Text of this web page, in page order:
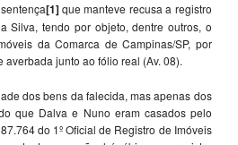
[1]que manteve recusa a registro
Silva, tendo por objeto, dentre outros, o
da Comarca de Campinas/SP, por
junto ao fólio real (Av. 08).
dos bens da falecida, mas apenas dos
que Dalva e Nuno eram casados pelo
do 1º Oficial de Registro de Imóveis